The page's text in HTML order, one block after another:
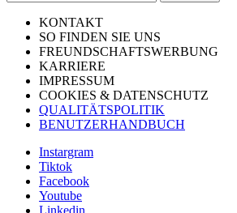
KONTAKT
SO FINDEN SIE UNS
FREUNDSCHAFTSWERBUNG
KARRIERE
IMPRESSUM
COOKIES & DATENSCHUTZ
QUALITÄTSPOLITIK
BENUTZERHANDBUCH
Instargram
Tiktok
Facebook
Youtube